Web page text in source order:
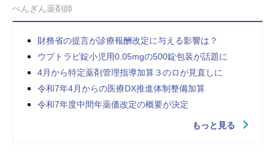
ぺんぎん薬剤師
財務省の提言が診療報酬改定に与える影響は？
ウプトラビ錠小児用0.05mgの500錠包装が話題に
4月から特定薬剤管理指導加算３のロが見直しに
令和7年4月からの医療DX推進体制整備加算
令和7年度中間年薬価改定の概要が決定
もっと見る